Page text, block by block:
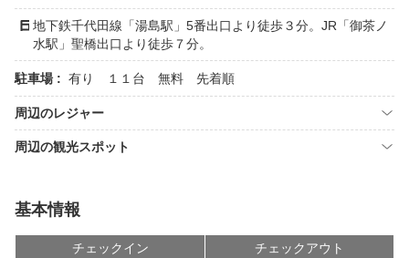
地下鉄千代田線「湯島駅」5番出口より徒歩３分。JR「御茶ノ
水駅」聖橋出口より徒歩７分。
駐車場 : 有り １１台 無料 先着順
周辺のレジャー
周辺の観光スポット
基本情報
チェックイン
チェックアウト